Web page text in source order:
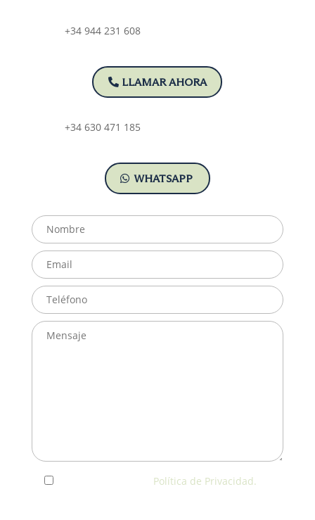
+34 944 231 608
LLAMAR AHORA
+34 630 471 185
WHATSAPP
Política de Privacidad.